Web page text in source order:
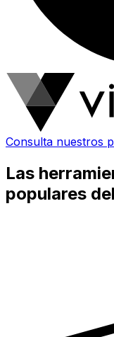
Consulta nuestros
Las
populares